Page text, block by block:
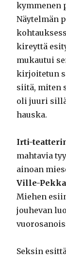
kymmenen
Näytelmän
kireyttä
mukautui
kirjoitetun
siitä, miten
oli juuri
hauska.
Irti-
mahtavia
ainoan
Ville-
Miehen
jouhevan
Seksin